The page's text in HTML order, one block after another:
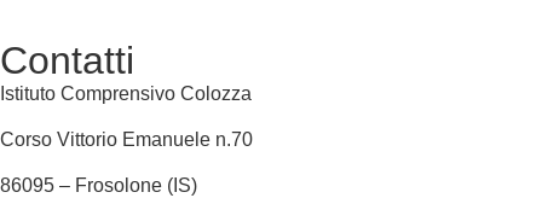
Contatti
Istituto Comprensivo Colozza
Corso Vittorio Emanuele n.70
86095 – Frosolone (IS)